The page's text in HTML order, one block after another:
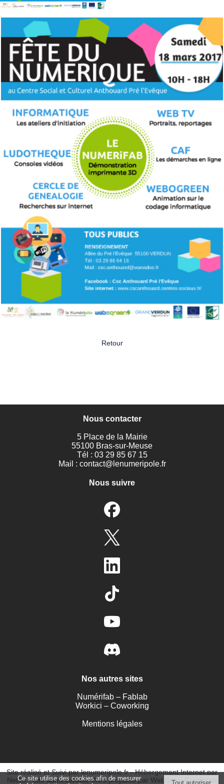
Retour
Nous contacter
5 Place de la Mairie
55100 Bras-sur-Meuse
Tél : 03 29 85 67 15
Mail : contact@lenumeripole.fr
Nous suivre
Nos autres sites
Numérifab – Fablab
Workici – Coworking
Mentions légales
Site réalisé et Suivi par lenumeripole.fr-Hébergement Internet par
Net15 -Site administrable CMS propulsé par WebSee-Conditions
Ce site utilise des cookies afin de mesurer